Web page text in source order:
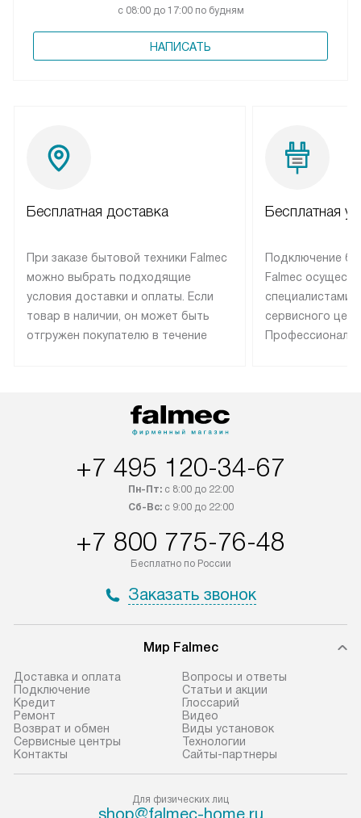
с 08:00 до 17:00 по будням
НАПИСАТЬ
Бесплатная доставка
При заказе бытовой техники Falmec
можно выбрать подходящие
условия доставки и оплаты. Если
товар в наличии, он может быть
отгружен покупателю в течение
оплачивается дополнительно.
Возможна доставка товаров по
Бесплатная
Подключение
Falmec
специалистами
сервисного
+7 495 120-34-67
Пн-Пт:с 8:00 до 22:00
Сб-Вс:с 9:00 до 22:00
+7 800 775-76-48
Бесплатно по России
Заказать звонок
Мир Falmec
Доставка и оплата
Подключение
Кредит
Ремонт
Возврат и обмен
Сервисные центры
Контакты
Вопросы и ответы
Статьи и акции
Глоссарий
Видео
Виды установок
Технологии
Сайты-партнеры
Для физических лиц
shop@falmec-home.ru